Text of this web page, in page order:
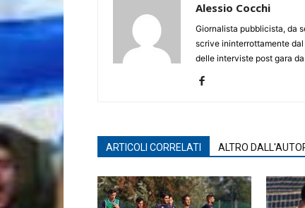
Alessio Cocchi
Giornalista pubblicista, da
scrive ininterrottamente
delle interviste post gara
ARTICOLI CORRELATI ALTRO